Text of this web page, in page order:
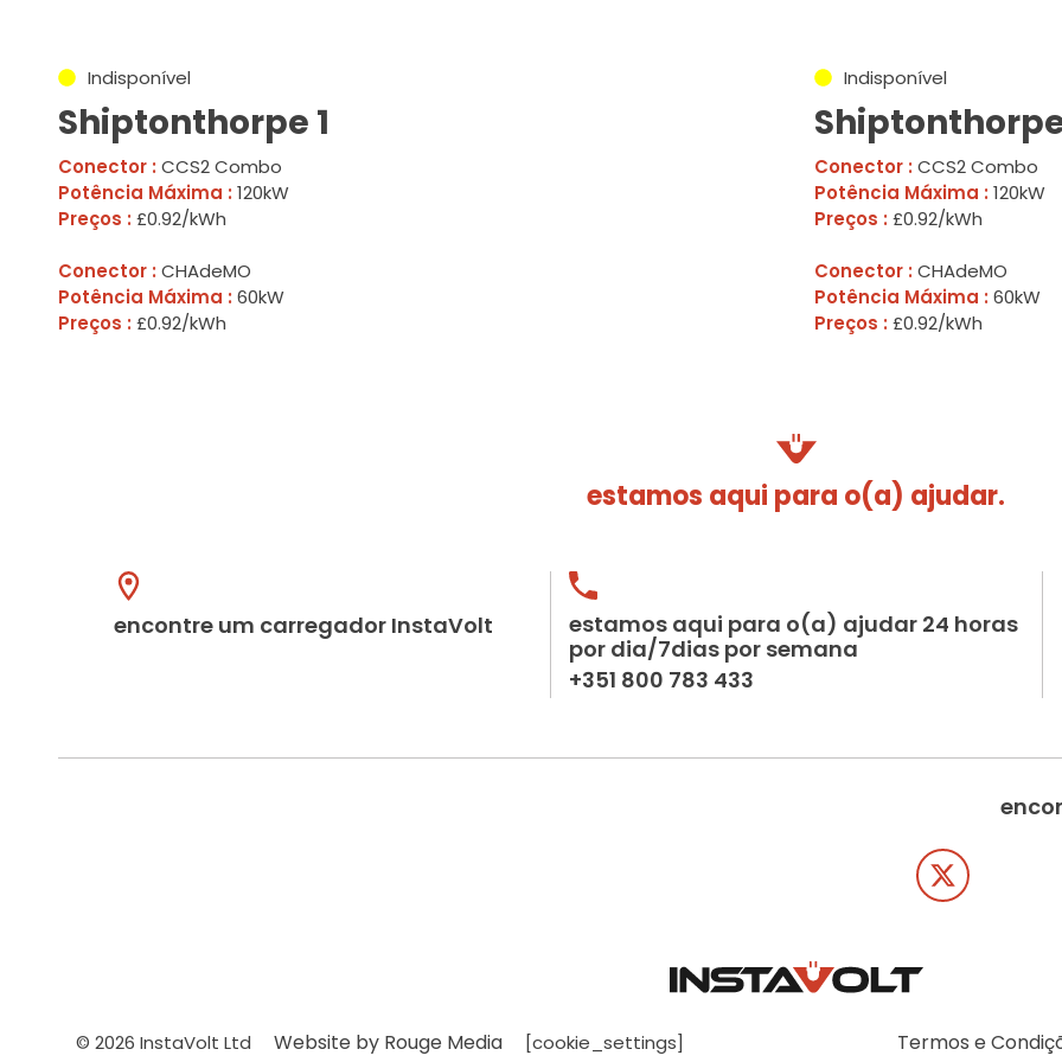
Indisponível
Shiptonthorpe 1
Conector : CCS2 Combo
Potência Máxima : 120kW
Preços : £0.92/kWh
Conector : CHAdeMO
Potência Máxima : 60kW
Preços : £0.92/kWh
Indisponível
Conector : CCS2 Combo
Potência Máxima : 120kW
Preços : £0.92/kWh
Conector : CHAdeMO
Potência Máxima : 60kW
Preços : £0.92/kWh
estamos aqui para o(a) ajudar.
encontre um carregador InstaVolt
estamos aqui para o(a) ajudar 24 horas
por dia/7dias por semana
+351 800 783 433
© 2026 InstaVolt Ltd Website by Rouge Media [cookie_settings] Termos e